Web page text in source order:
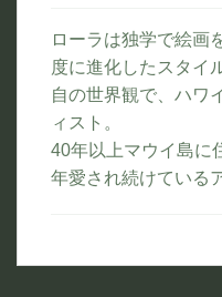
ローラは独学で絵画
度に進化したスタイ
自の世界観で、ハワ
ィスト。
40年以上マウイ島に
年愛され続けている